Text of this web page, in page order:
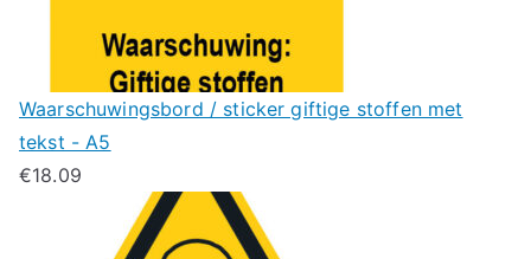
Waarschuwingsbord / sticker giftige stoffen met
tekst - A5
€18.09